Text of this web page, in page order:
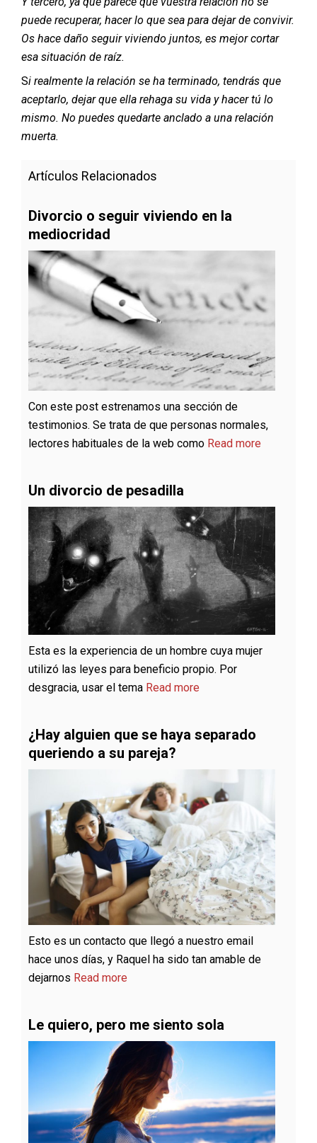
puede recuperar, hacer lo que sea para dejar de convivir.
Os hace daño seguir viviendo juntos, es mejor cortar
esa situación de raíz.
Si realmente la relación se ha terminado, tendrás que
aceptarlo, dejar que ella rehaga su vida y hacer tú lo
mismo. No puedes quedarte anclado a una relación
muerta.
Artículos Relacionados
Divorcio o seguir viviendo en la
mediocridad
Con este post estrenamos una sección de
testimonios. Se trata de que personas normales,
lectores habituales de la web como Read more
Un divorcio de pesadilla
Esta es la experiencia de un hombre cuya mujer
utilizó las leyes para beneficio propio. Por
desgracia, usar el tema Read more
¿Hay alguien que se haya separado
queriendo a su pareja?
Esto es un contacto que llegó a nuestro email
hace unos días, y Raquel ha sido tan amable de
dejarnos Read more
Le quiero, pero me siento sola